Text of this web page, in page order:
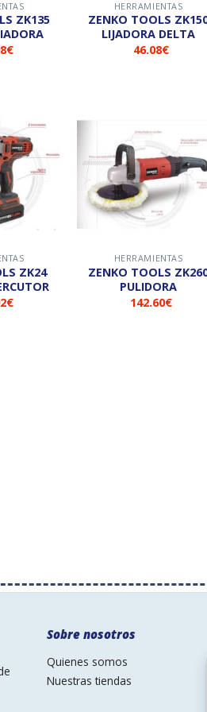
€
HERRAMIENTAS
ZENKO TOOLS ZK150
LIJADORA DELTA
46.08€
Añadir
lista de
deseos
€
Añadir
a la
lista de
HERRAMIENTAS
ZENKO TOOLS ZK260
PULIDORA
142.60€
Sobre nosotros
Quienes somos
Nuestras tiendas